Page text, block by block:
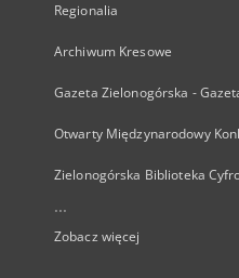
Regionalia
Archiwum Kresowe
Gazeta Zielonogórska -
Otwarty Międzynarodowy
Zielonogórska Biblioteka
...
Zobacz więcej